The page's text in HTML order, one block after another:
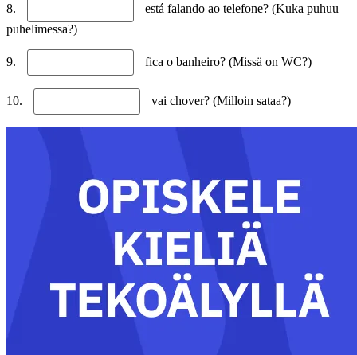
8.
está falando ao telefone? (Kuka puhuu
puhelimessa?)
9. fica o banheiro? (Missä on WC?)
10. vai chover? (Milloin sataa?)